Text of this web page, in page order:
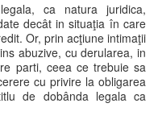
ca natura juridica,
decât in situaţia în care
Or, prin acţiune intimaţii
abuzive, cu derularea, in
parti, ceea ce trebuie sa
cu privire la obligarea
de dobânda legala ca